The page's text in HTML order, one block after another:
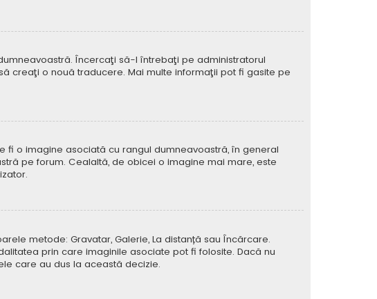
Încercaţi să-l întrebaţi pe administratorul
creaţi o nouă traducere. Mai multe informaţii pot fi gasite pe
fi o imagine asociată cu rangul dumneavoastră, în general
pe forum. Cealaltă, de obicei o imagine mai mare, este
metode: Gravatar, Galerie, La distanță sau Încărcare.
prin care imaginile asociate pot fi folosite. Dacă nu
care au dus la această decizie.